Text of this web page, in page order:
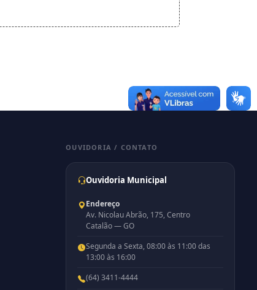
OUVIDORIA / CONTATO
Ouvidoria Municipal
Endereço
Av. Nicolau Abrão, 175, Centro
Catalão — GO
Segunda a Sexta, 08:00 às 11:00 das
13:00 às 16:00
(64) 3411-4444